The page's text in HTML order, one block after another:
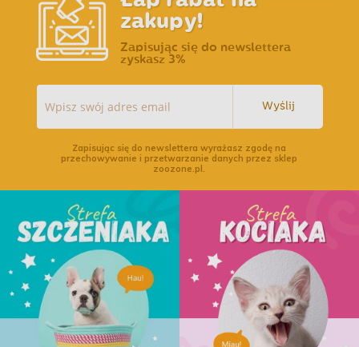
zakupy!
Zapisując się do newslettera
zyskasz 3%
Wyślij
Zapisując się do newslettera wyrażasz zgodę na
przechowywanie i przetwarzanie danych przez sklep
zoozone.pl.